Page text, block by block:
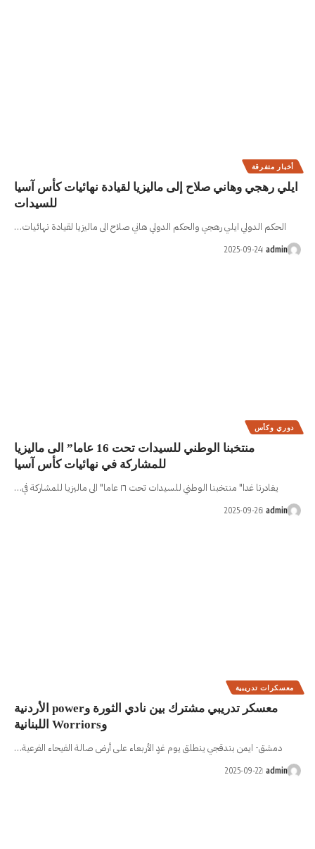
ماليزيا لقيادة نهائيات كأس آسيا
الدولي هاني صلاح الى ماليزيا لقيادة نهائيات…
منتخبنا الوطني للسيدات تحت 16 عاما” الى ماليزيا
للمشاركة في نهائيات كأس آسيا
الى ماليزيا للمشاركة في…
معسكر تدريبي مشترك بين نادي الثورة وpower الأردنية
غدٍ الأربعاء على أرض صالة الفيحاء الفرعية…